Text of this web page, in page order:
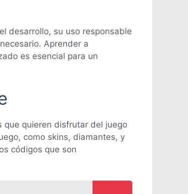
desarrollo, su uso responsable
Aprender a
es esencial para un
que quieren disfrutar del juego
como skins, diamantes, y
códigos que son